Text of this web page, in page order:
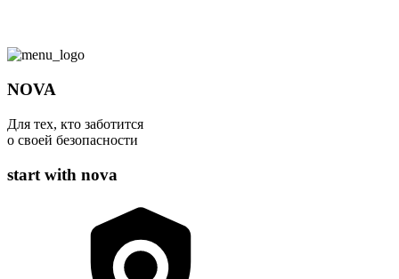
NOVA
Для тех, кто заботится
о своей безопасности
start with nova